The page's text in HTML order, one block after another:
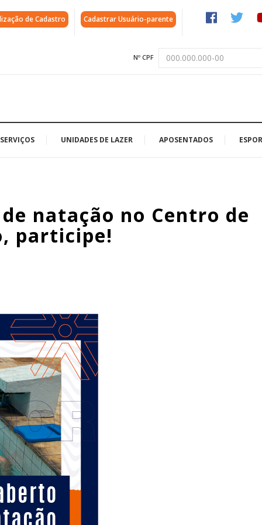
de Cadastro Cadastrar Usuário-parente
Nº CPF
SERVIÇOS UNIDADES DE LAZER APOSENTADOS
natação no Centro de
participe!
Aproveite a parceria da Apcef
com o Sesi e invista em saúde
e momentos de lazer!